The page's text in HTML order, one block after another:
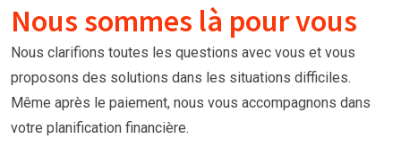
Nous sommes là pour vous
Nous clarifions toutes les questions avec vous et vous
proposons des solutions dans les situations difficiles.
Même après le paiement, nous vous accompagnons dans
votre planification financière.